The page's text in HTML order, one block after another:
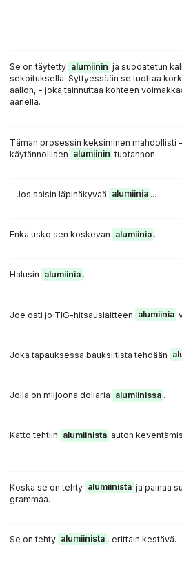
Se on täytetty alumiinin ja suodatetun
sekoituksella. Syttyessään se tuottaa
aallon, - joka tainnuttaa kohteen
äänellä.
Tämän prosessin keksiminen mahdollisti
käytännöllisen alumiinin tuotannon.
- Jos saisin läpinäkyvää alumiinia ...
Enkä usko sen koskevan alumiinia .
Halusin alumiinia .
Joe osti jo TIG-hitsauslaitteen alumiinia
Joka tapauksessa bauksiitista tehdään
Jolla on miljoona dollaria alumiinissa .
Katto tehtiin alumiinista auton
Koska se on tehty alumiinista ja painaa
grammaa.
Se on tehty alumiinista , erittäin kestävä.